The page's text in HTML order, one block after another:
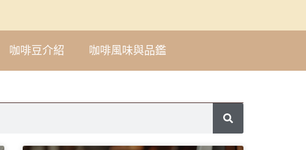
咖啡豆介紹 咖啡風味與品鑑